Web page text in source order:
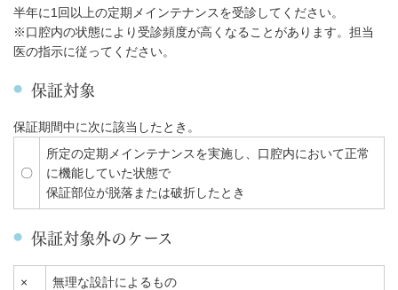
半年に1回以上の定期メインテナンスを受診してください。
※口腔内の状態により受診頻度が高くなることがあります。担当
医の指示に従ってください。
保証対象
保証期間中に次に該当したとき。
〇
所定の定期メインテナンスを実施し、口腔内において正常
に機能していた状態で
保証部位が脱落または破折したとき
保証対象外のケース
× 無理な設計によるもの